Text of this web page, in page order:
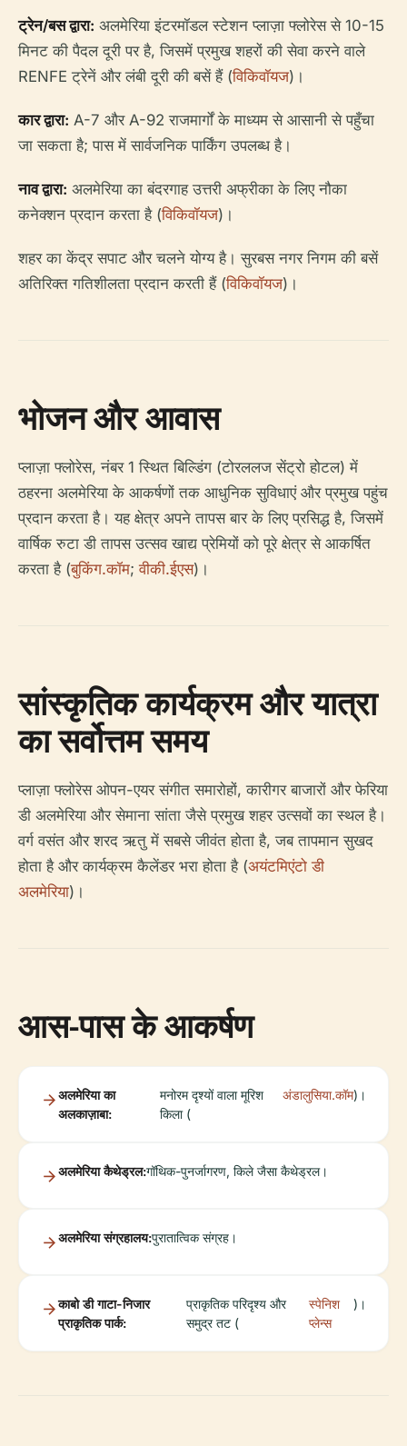
ट्रेन/बस द्वारा: अलमेरिया इंटरमॉडल स्टेशन प्लाज़ा फ्लोरेस से 10-15
मिनट की पैदल दूरी पर है, जिसमें प्रमुख शहरों की सेवा करने वाले
RENFE ट्रेनें और लंबी दूरी की बसें हैं (विकिवॉयज)।
कार द्वारा: A-7 और A-92 राजमार्गों के माध्यम से आसानी से पहुँचा
जा सकता है; पास में सार्वजनिक पार्किंग उपलब्ध है।
नाव द्वारा: अलमेरिया का बंदरगाह उत्तरी अफ्रीका के लिए नौका
कनेक्शन प्रदान करता है (विकिवॉयज)।
शहर का केंद्र सपाट और चलने योग्य है। सुरबस नगर निगम की बसें
अतिरिक्त गतिशीलता प्रदान करती हैं (विकिवॉयज)।
भोजन और आवास
प्लाज़ा फ्लोरेस, नंबर 1 स्थित बिल्डिंग (टोरललज सेंट्रो होटल) में
ठहरना अलमेरिया के आकर्षणों तक आधुनिक सुविधाएं और प्रमुख पहुंच
प्रदान करता है। यह क्षेत्र अपने तापस बार के लिए प्रसिद्ध है, जिसमें
वार्षिक रुटा डी तापस उत्सव खाद्य प्रेमियों को पूरे क्षेत्र से आकर्षित
करता है (बुकिंग.कॉम;वीकी.ईएस)।
सांस्कृतिक कार्यक्रम और यात्रा
का सर्वोत्तम समय
प्लाज़ा फ्लोरेस ओपन-एयर संगीत समारोहों, कारीगर बाजारों और फेरिया
डी अलमेरिया और सेमाना सांता जैसे प्रमुख शहर उत्सवों का स्थल है।
वर्ग वसंत और शरद ऋतु में सबसे जीवंत होता है, जब तापमान सुखद
होता है और कार्यक्रम कैलेंडर भरा होता है (अयंटमिएंटो डी
अलमेरिया)।
आस-पास के आकर्षण
अलमेरिया का
अलकाज़ाबा:
मनोरम दृश्यों वाला मूरिश
किला (
अंडालुसिया.कॉम)।
अलमेरिया कैथेड्रल:गॉथिक-पुनर्जागरण, किले जैसा कैथेड्रल।
अलमेरिया संग्रहालय:पुरातात्विक संग्रह।
काबो डी गाटा-निजार
प्राकृतिक पार्क:
प्राकृतिक परिदृश्य और
समुद्र तट (
स्पेनिश
प्लेन्स
)।